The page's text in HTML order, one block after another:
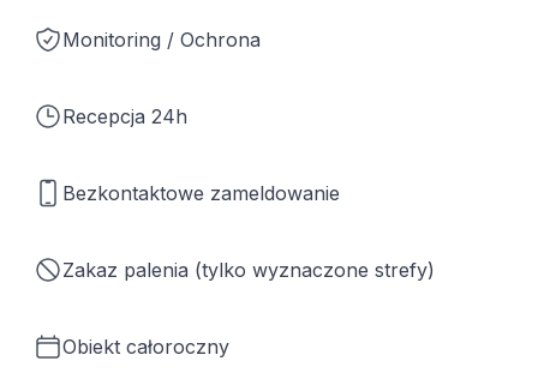
Monitoring / Ochrona
Recepcja 24h
Bezkontaktowe zameldowanie
Zakaz palenia (tylko wyznaczone strefy)
Obiekt całoroczny